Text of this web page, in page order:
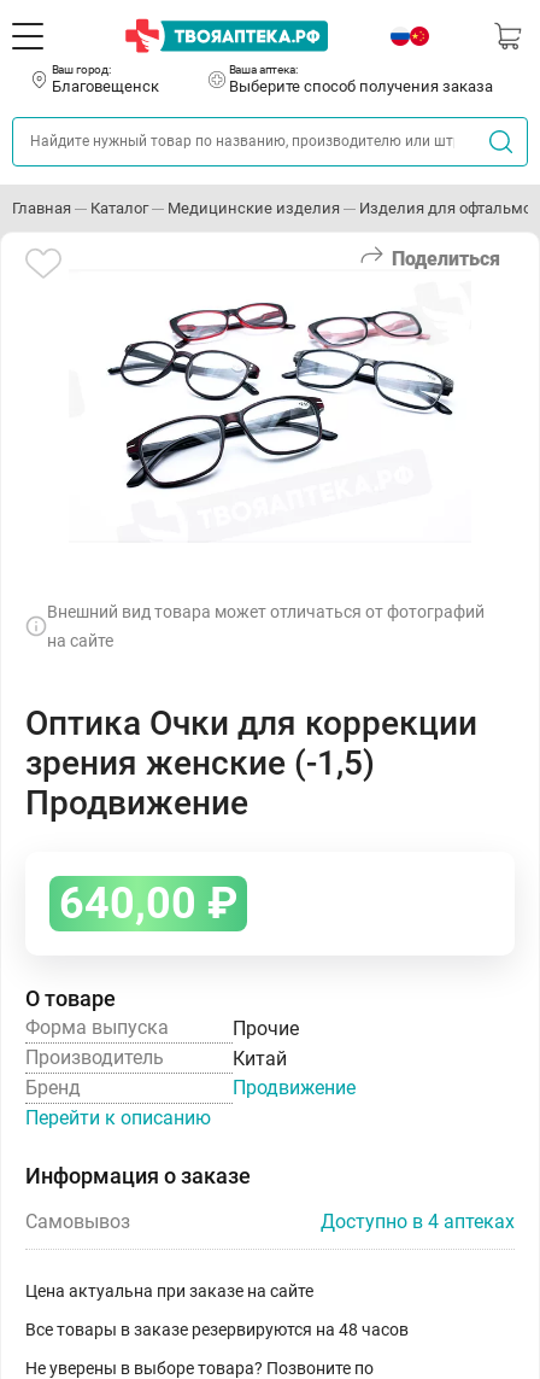
Ваш город:
Благовещенск
Ваша аптека:
Выберите способ получения заказа
Главная Каталог Медицинские изделия Изделия для
Поделиться
Внешний вид товара может отличаться от фотографий
на сайте
Оптика Очки для коррекции
зрения женские (-1,5)
Продвижение
640,00 ₽
О товаре
Форма выпуска
Прочие
Производитель
Китай
Бренд
Продвижение
Перейти к описанию
Информация о заказе
Самовывоз Доступно в 4 аптеках
Цена актуальна при заказе на сайте
Все товары в заказе резервируются на 48 часов
Не уверены в выборе товара? Позвоните по